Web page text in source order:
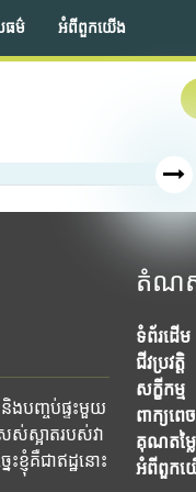
ធម៌ អំពី​ពួក​យើង
ងបញ្ចប់ផ្ទះមួយ
ស្អាតរបស់វា
ខ្ញុំគឺជាឥដ្ឋនោះ
តំណ
ទំព័រដើម
ជីវប្រវត្តិ
សក្ខីកម្ម
ពាក្យព
គុណតម្
អំពី​ពួក​យ